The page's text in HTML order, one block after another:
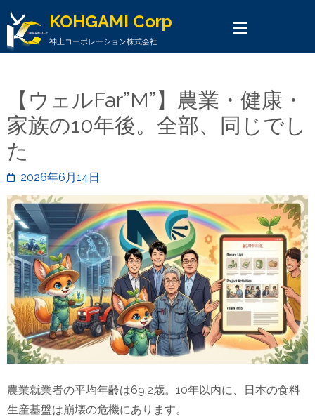
KOHGAMI Corp
神上コーポレーション株式会社
【ウェルFar”M”】農業・健康・
家族の10年後。全部、同じでし
た
2026年6月14日
農業就業者の平均年齢は69.2歳。10年以内に、日本の食料
生産基盤は崩壊の危機にあります。